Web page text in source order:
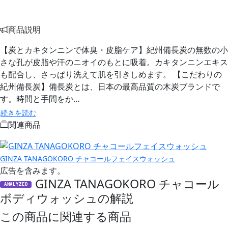
商品説明
【炭とカキタンニンで体臭・皮脂ケア】紀州備長炭の無数の小
さな孔が皮脂や汗のニオイのもとに吸着。カキタンニンエキス
も配合し、さっぱり洗えて肌を引きしめます。 【こだわりの
紀州備長炭】備長炭とは、日本の最高品質の木炭ブランドで
す。時間と手間をか…
続きを読む
関連商品
GINZA TANAGOKORO チャコールフェイスウォッシュ
広告を含みます。
ANALYZED
GINZA TANAGOKORO チャコール
ボディウォッシュの解説
この商品に関連する商品